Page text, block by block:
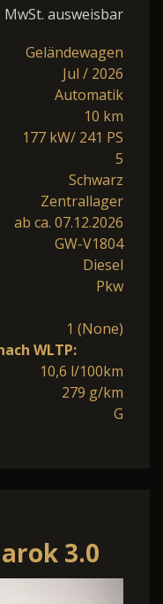
MwSt. ausweisbar
Geländewagen
Jul / 2026
Automatik
10 km
177 kW/ 241 PS
5
Schwarz
Zentrallager
ab ca. 07.12.2026
GW-V1804
Diesel
Pkw
1 (None)
WLTP:
10,6 l/100km
279 g/km
G
3.0